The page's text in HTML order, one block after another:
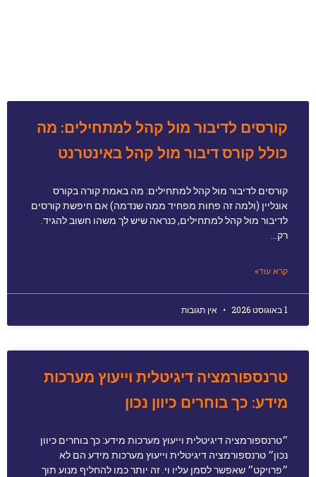
קורסים לדיבור מול קהל למתחילים: מה
כולל קורס דיבור מול קהל באינטרנט
קורסים לדיבור מול קהל למתחילים: מה באמת קורה בקורס
אונליין (ולמה זה פחות מפחיד ממה שנדמה) אם חיפשת קורסים
לדיבור מול קהל למתחילים, כנראה שיש לך משהו חשוב להגיד.
רק…
קרא עוד»
1 באוגוסט 2026 אין תגובות
טרנספורמציה דיגיטלית וייעוץ מערכות
מידע: כך בוחרים כיוון נכון
״טרנספורמציה דיגיטלית וייעוץ מערכות מידע: כך בוחרים כיוון
נכון״ טרנספורמציה דיגיטלית וייעוץ מערכות מידע הם לא
״פרויקט״ שאפשר לסמן עליו וי. זה יותר כמו להחליף מנוע תוך